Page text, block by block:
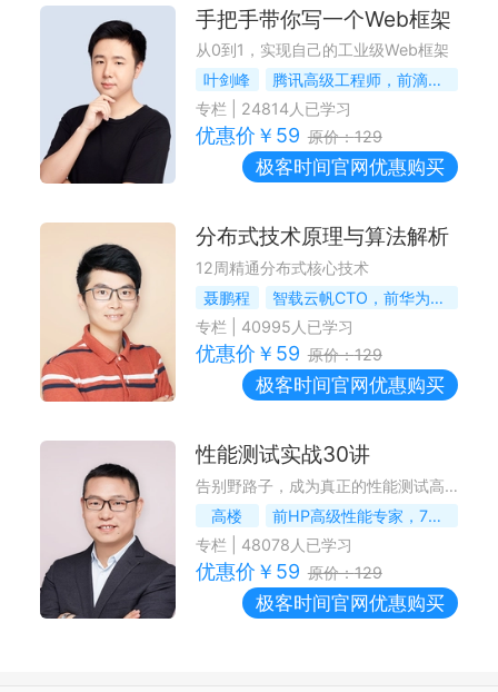
手把手带你写一个Web框架
从0到1，实现自己的工业级Web框架
叶剑峰
腾讯高级工程师，前滴滴技术专家
专栏
24814人已学习
优惠价￥ 59 原价：129
极客时间官网优惠购买
分布式技术原理与算法解析
12周精通分布式核心技术
聂鹏程
智载云帆CTO，前华为分布式Lab资深技术专家
专栏
40995 人已学习
优惠价￥ 59 原价：129
极客时间官网优惠购买
性能测试实战30讲
告别野路子，成为真正的性能测试高手
高楼
前HP高级性能专家，7DGroup创始人
专栏
48078 人已学习
优惠价￥ 59 原价：129
极客时间官网优惠购买